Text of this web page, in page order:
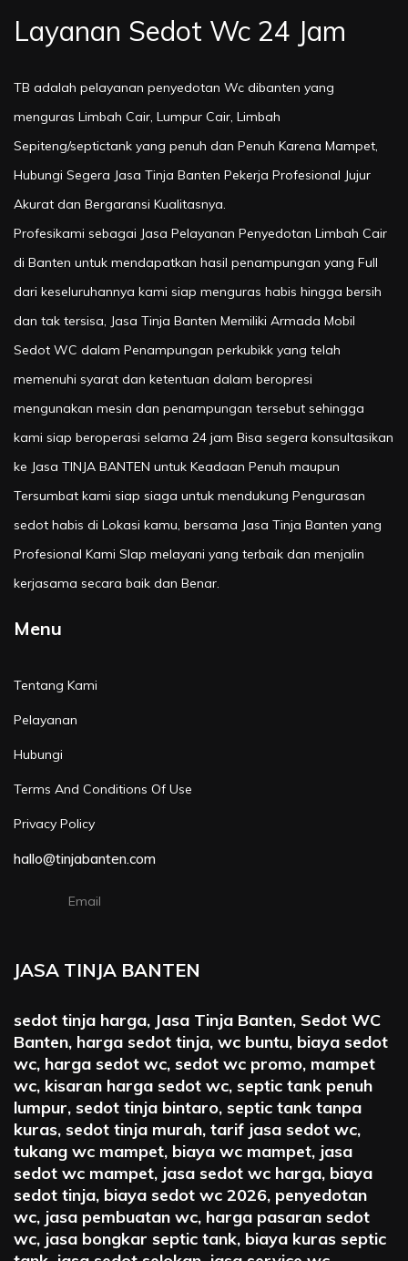
Layanan Sedot Wc 24 Jam
TB adalah pelayanan penyedotan Wc dibanten yang
menguras Limbah Cair, Lumpur Cair, Limbah
Sepiteng/septictank yang penuh dan Penuh Karena Mampet,
Hubungi Segera Jasa Tinja Banten Pekerja Profesional Jujur
Akurat dan Bergaransi Kualitasnya.
Profesikami sebagai Jasa Pelayanan Penyedotan Limbah Cair
di Banten untuk mendapatkan hasil penampungan yang Full
dari keseluruhannya kami siap menguras habis hingga bersih
dan tak tersisa, Jasa Tinja Banten Memiliki Armada Mobil
Sedot WC dalam Penampungan perkubikk yang telah
memenuhi syarat dan ketentuan dalam beropresi
mengunakan mesin dan penampungan tersebut sehingga
kami siap beroperasi selama 24 jam Bisa segera konsultasikan
ke Jasa TINJA BANTEN untuk Keadaan Penuh maupun
Tersumbat kami siap siaga untuk mendukung Pengurasan
sedot habis di Lokasi kamu, bersama Jasa Tinja Banten yang
Profesional Kami SIap melayani yang terbaik dan menjalin
kerjasama secara baik dan Benar.
Menu
Tentang Kami
Pelayanan
Hubungi
Terms And Conditions Of Use
Privacy Policy
hallo@tinjabanten.com
Email
JASA TINJA BANTEN
sedot tinja harga, Jasa Tinja Banten, Sedot WC
Banten, harga sedot tinja, wc buntu, biaya sedot
wc, harga sedot wc, sedot wc promo, mampet
wc, kisaran harga sedot wc, septic tank penuh
lumpur, sedot tinja bintaro, septic tank tanpa
kuras, sedot tinja murah, tarif jasa sedot wc,
tukang wc mampet, biaya wc mampet, jasa
sedot wc mampet, jasa sedot wc harga, biaya
sedot tinja, biaya sedot wc 2026, penyedotan
wc, jasa pembuatan wc, harga pasaran sedot
wc, jasa bongkar septic tank, biaya kuras septic